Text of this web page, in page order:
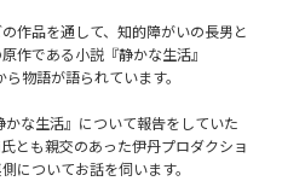
作品を通して、知的障がいの長男と
作である小説『静かな生活』
物語が語られています。
な生活』について報告をしていた
とも親交のあった伊丹プロダクショ
についてお話を伺います。